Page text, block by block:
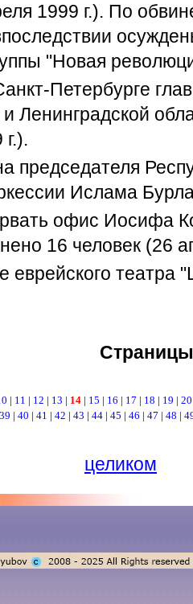
1999 г.). По
"Новая
Петербурге
Ленинградской
председателя
Ислама
офис Иосифа
16 человек (26
еврейского театра
Страницы
| 11 | 12 | 13 | 14 | 15 | 16 | 17 | 18 | 19 |
39 | 40 | 41 | 42 | 43 | 44 | 45 | 46 | 47 | 48 |
целиком